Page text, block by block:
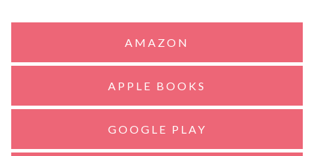
AMAZON
APPLE BOOKS
GOOGLE PLAY